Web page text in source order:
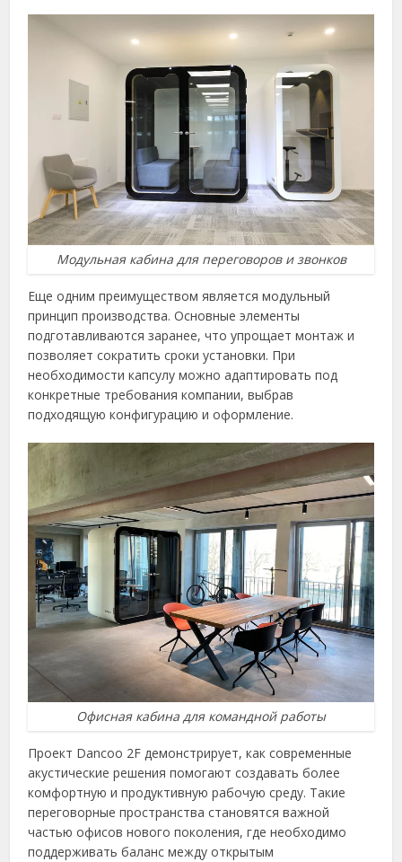
Модульная кабина для переговоров и звонков
Еще одним преимуществом является модульный
принцип производства. Основные элементы
подготавливаются заранее, что упрощает монтаж и
позволяет сократить сроки установки. При
необходимости капсулу можно адаптировать под
конкретные требования компании, выбрав
подходящую конфигурацию и оформление.
Офисная кабина для командной работы
Проект Dancoo 2F демонстрирует, как современные
акустические решения помогают создавать более
комфортную и продуктивную рабочую среду. Такие
переговорные пространства становятся важной
частью офисов нового поколения, где необходимо
поддерживать баланс между открытым